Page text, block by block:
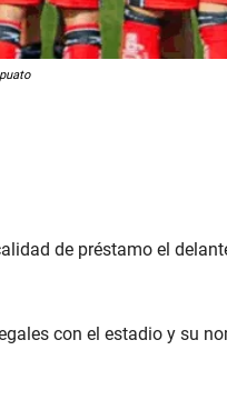
de préstamo el
con el estadio y su